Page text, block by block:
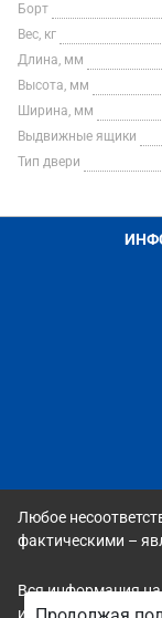
Борт
Вес, кг
Длина, мм
Высота, мм
Ширина, мм
Выдвижные ящики
Тип двери
Любое
фактическими –
Вся информация
исключительно